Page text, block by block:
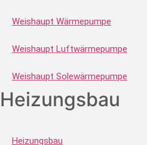
Weishaupt Wärmepumpe
Weishaupt Luftwärmepumpe
Weishaupt Solewärmepumpe
Heizungsbau
Heizungsbau